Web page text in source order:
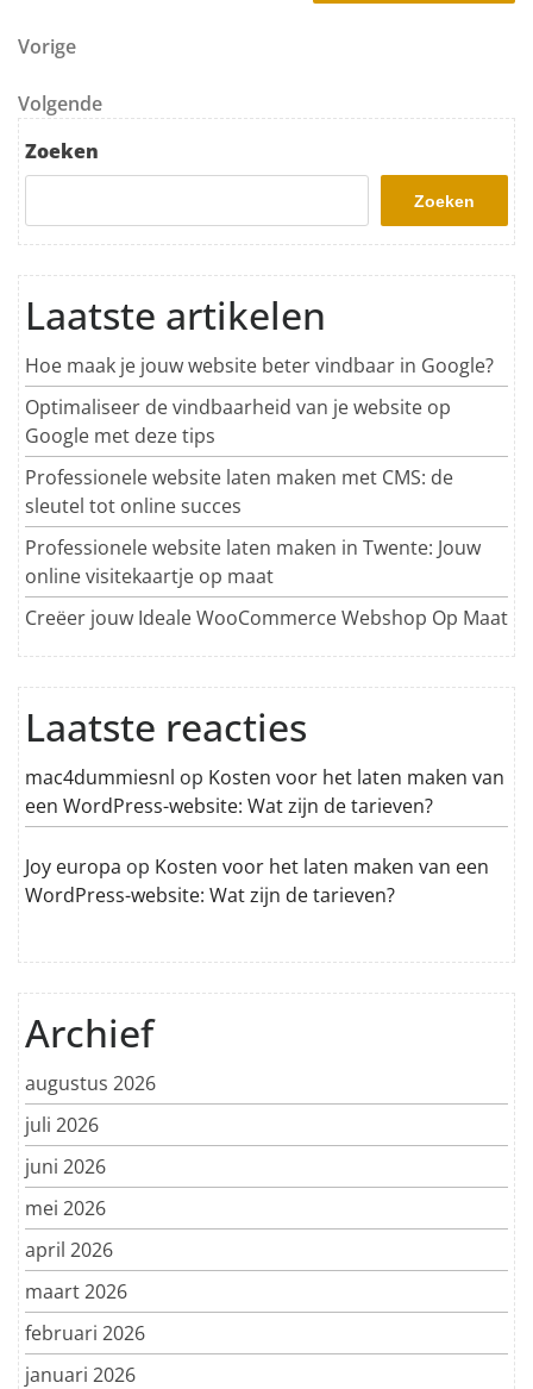
Berichtnavigatie
Vorig bericht
Vorige
Volgend bericht
Volgende
Zoeken
Zoeken
Laatste artikelen
Hoe maak je jouw website beter vindbaar in Google?
Optimaliseer de vindbaarheid van je website op
Google met deze tips
Professionele website laten maken met CMS: de
sleutel tot online succes
Professionele website laten maken in Twente: Jouw
online visitekaartje op maat
Creëer jouw Ideale WooCommerce Webshop Op Maat
Laatste reacties
mac4dummiesnl op Kosten voor het laten maken van
een WordPress-website: Wat zijn de tarieven?
Joy europa op Kosten voor het laten maken van een
WordPress-website: Wat zijn de tarieven?
Archief
augustus 2026
juli 2026
juni 2026
mei 2026
april 2026
maart 2026
februari 2026
januari 2026